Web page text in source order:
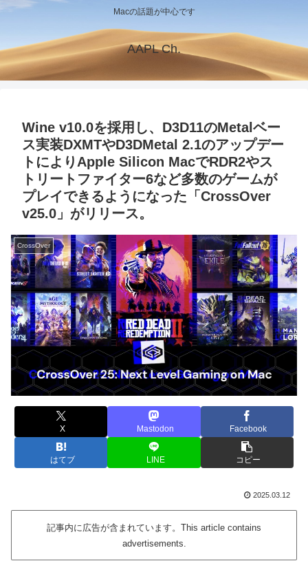
Macの話題が中心です
AAPL Ch.
Wine v10.0を採用し、D3D11のMetalベー
ス実装DXMTやD3DMetal 2.1のアップデー
トによりApple Silicon MacでRDR2やス
トリートファイター6など多数のゲームが
プレイできるようになった「CrossOver
v25.0」がリリース。
CrossOver
X Mastodon Facebook
はてブ LINE コピー
2025.03.12
記事内に広告が含まれています。This article contains
advertisements.